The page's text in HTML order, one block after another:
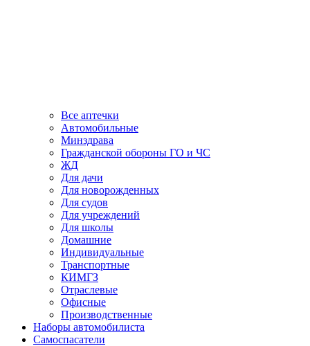
Все аптечки
Автомобильные
Минздрава
Гражданской обороны ГО и ЧС
ЖД
Для дачи
Для новорожденных
Для судов
Для учреждений
Для школы
Домашние
Индивидуальные
Транспортные
КИМГЗ
Отраслевые
Офисные
Производственные
Наборы автомобилиста
Самоспасатели